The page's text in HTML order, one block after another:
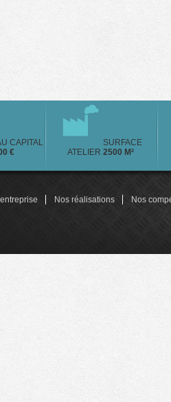
CAPITAL
€
SURFACE
ATELIER 2500 M²
Nos réalisations Nos